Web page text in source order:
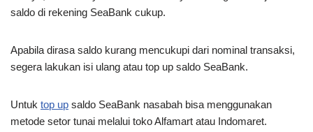
saldo di rekening SeaBank cukup.
Apabila dirasa saldo kurang mencukupi dari nominal transaksi,
segera lakukan isi ulang atau top up saldo SeaBank.
Untuk top up saldo SeaBank nasabah bisa menggunakan
metode setor tunai melalui toko Alfamart atau Indomaret.